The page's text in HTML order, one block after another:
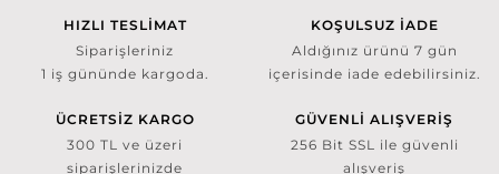
HIZLI TESLİMAT
Siparişleriniz
1 iş gününde kargoda.
KOŞULSUZ İADE
Aldığınız ürünü 7 gün
içerisinde iade edebilirsiniz.
ÜCRETSİZ KARGO
300 TL ve üzeri
siparişlerinizde
GÜVENLİ ALIŞVERİŞ
256 Bit SSL ile güvenli
alışveriş